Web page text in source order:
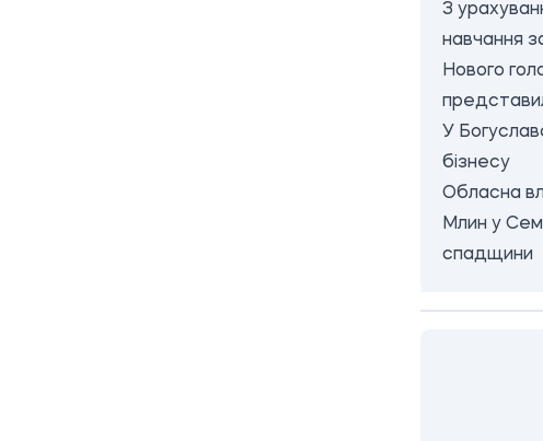
З
навчання
Нового
У
бізнесу
Обласна
Млин у
спадщини